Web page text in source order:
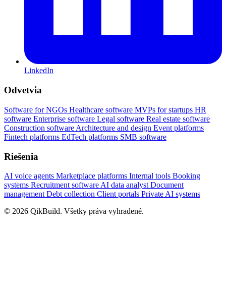
LinkedIn
Odvetvia
Software for NGOs Healthcare software MVPs for startups HR
software Enterprise software Legal software Real estate software
Construction software Architecture and design Event platforms
Fintech platforms EdTech platforms SMB software
Riešenia
AI voice agents Marketplace platforms Internal tools Booking
systems Recruitment software AI data analyst Document
management Debt collection Client portals Private AI systems
© 2026 QikBuild. Všetky práva vyhradené.